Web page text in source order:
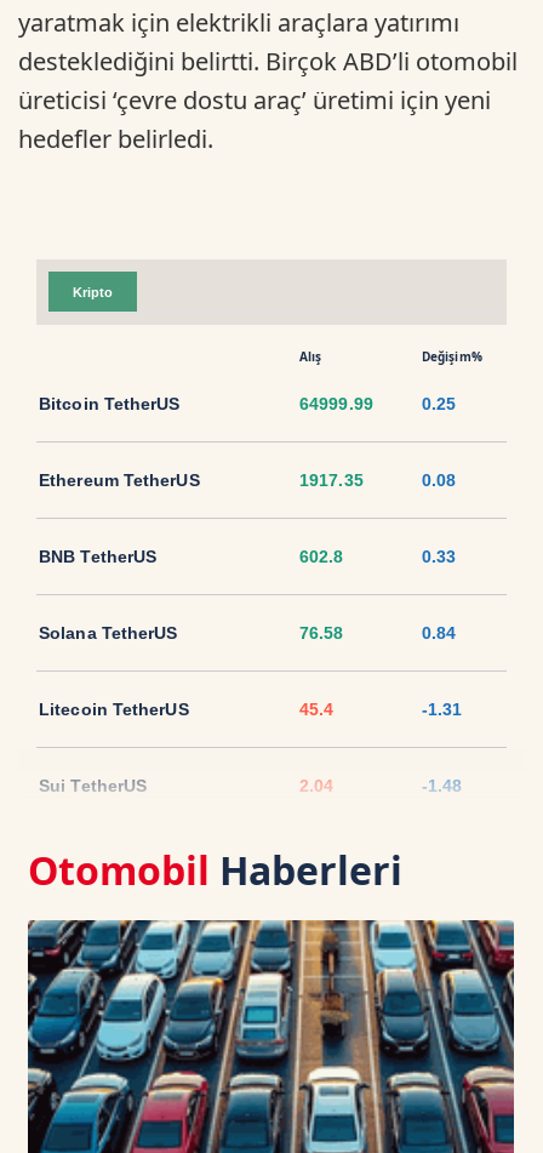
yaratmak için elektrikli araçlara yatırımı
desteklediğini belirtti. Birçok ABD’li otomobil
üreticisi ‘çevre dostu araç’ üretimi için yeni
hedefler belirledi.
Kripto
Alış Değişim%
Bitcoin TetherUS 64999.99 0.25
Ethereum TetherUS 1917.35 0.08
BNB TetherUS 602.8 0.33
Solana TetherUS 76.58 0.84
Litecoin TetherUS 45.4 -1.31
Sui TetherUS 2.04 -1.48
Ripple TetherUS 1.0315
USD Coin TetherUS 1.0007 0.01
USDT 1.0003 0
TRON TetherUS 0.3303 0.21
Otomobil Haberleri